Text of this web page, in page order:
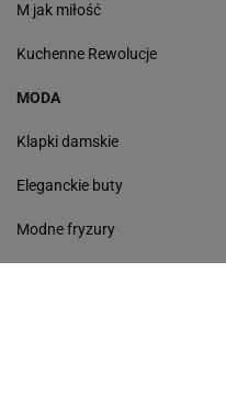
M jak miłość
Kuchenne Rewolucje
MODA
Klapki damskie
Eleganckie buty
Modne fryzury